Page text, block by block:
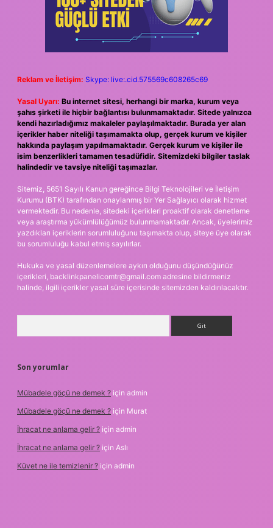
Reklam ve İletişim: Skype: live:.cid.575569c608265c69
Yasal Uyarı: Bu internet sitesi, herhangi bir marka, kurum veya
şahıs şirketi ile hiçbir bağlantısı bulunmamaktadır. Sitede yalnızca
kendi hazırladığımız makaleler paylaşılmaktadır. Burada yer alan
içerikler haber niteliği taşımamakta olup, gerçek kurum ve kişiler
hakkında paylaşım yapılmamaktadır. Gerçek kurum ve kişiler ile
isim benzerlikleri tamamen tesadüfidir. Sitemizdeki bilgiler taslak
halindedir ve tavsiye niteliği taşımazlar.
Sitemiz, 5651 Sayılı Kanun gereğince Bilgi Teknolojileri ve İletişim
Kurumu (BTK) tarafından onaylanmış bir Yer Sağlayıcı olarak hizmet
vermektedir. Bu nedenle, sitedeki içerikleri proaktif olarak denetleme
veya araştırma yükümlülüğümüz bulunmamaktadır. Ancak, üyelerimiz
yazdıkları içeriklerin sorumluluğunu taşımakta olup, siteye üye olarak
bu sorumluluğu kabul etmiş sayılırlar.
Hukuka ve yasal düzenlemelere aykırı olduğunu düşündüğünüz
içerikleri, backlinkpanelicomtr@gmail.com adresine bildirmeniz
halinde, ilgili içerikler yasal süre içerisinde sitemizden kaldırılacaktır.
Son yorumlar
Mübadele göçü ne demek ? için admin
Mübadele göçü ne demek ? için Murat
İhracat ne anlama gelir ? için admin
İhracat ne anlama gelir ? için Aslı
Küvet ne ile temizlenir ? için admin